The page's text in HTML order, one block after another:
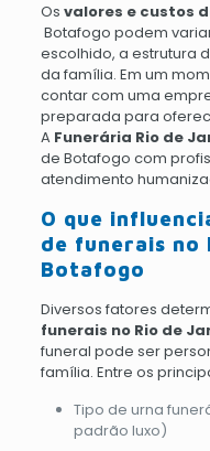
Os valores e custos
Botafogo podem
escolhido, a estrutura
da família. Em um
contar com uma
preparada para
A Funerária Rio de
de Botafogo com
atendimento
O que
de funerais no
Botafogo
Diversos fatores
funerais no Rio de
funeral pode ser
família. Entre os
Tipo de urna
padrão luxo)